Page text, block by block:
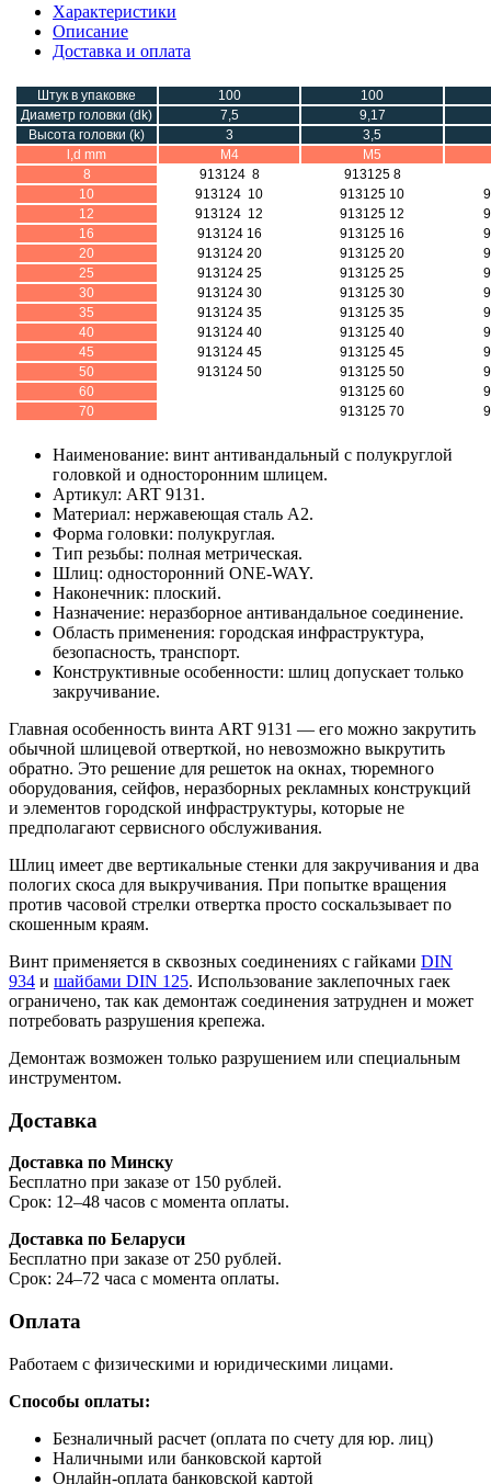
Характеристики
Описание
Доставка и оплата
Штук в упаковке 100
100
Диаметр головки (dk)
7,5
9,17
Высота головки (k)
3
3,5
l,d mm
М4
М5
8
913124 8
913125 8
10
913124 10 913125 10
12
913124 12 913125 12
16
913124 16 913125 16
20
913124 20 913125 20
25
913124 25 913125 25
30
913124 30 913125 30
35
913124 35 913125 35
40
913124 40 913125 40
45
913124 45 913125 45
50
913124 50 913125 50
60
913125 60
70
913125 70
Наименование: винт антивандальный с полукруглой
головкой и односторонним шлицем.
Артикул: ART 9131.
Материал: нержавеющая сталь A2.
Форма головки: полукруглая.
Тип резьбы: полная метрическая.
Шлиц: односторонний ONE-WAY.
Наконечник: плоский.
Назначение: неразборное антивандальное соединение.
Область применения: городская инфраструктура,
безопасность, транспорт.
Конструктивные особенности: шлиц допускает только
закручивание.
Главная особенность винта ART 9131 — его можно закрутить
обычной шлицевой отверткой, но невозможно выкрутить
обратно. Это решение для решеток на окнах, тюремного
оборудования, сейфов, неразборных рекламных конструкций
и элементов городской инфраструктуры, которые не
предполагают сервисного обслуживания.
Шлиц имеет две вертикальные стенки для закручивания и два
пологих скоса для выкручивания. При попытке вращения
против часовой стрелки отвертка просто соскальзывает по
скошенным краям.
Винт применяется в сквозных соединениях с гайками DIN
934 и шайбами DIN 125. Использование заклепочных гаек
ограничено, так как демонтаж соединения затруднен и может
потребовать разрушения крепежа.
Демонтаж возможен только разрушением или специальным
инструментом.
Доставка
Доставка по Минску
Бесплатно при заказе от 150 рублей.
Срок: 12–48 часов с момента оплаты.
Доставка по Беларуси
Бесплатно при заказе от 250 рублей.
Срок: 24–72 часа с момента оплаты.
Оплата
Работаем с физическими и юридическими лицами.
Способы оплаты:
Безналичный расчет (оплата по счету для юр. лиц)
Наличными или банковской картой
Онлайн-оплата банковской картой